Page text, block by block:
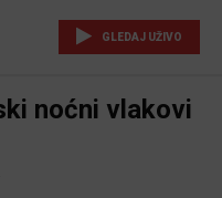
GLEDAJ UŽIVO
noćni vlakovi